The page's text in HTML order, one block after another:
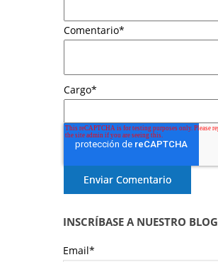
Comentario*
Cargo*
INSCRÍBASE A NUESTRO BLOG
Email*